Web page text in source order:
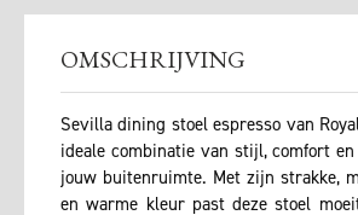
OMSCHRIJVING
Sevilla dining stoel espresso van
ideale combinatie van stijl, comfort
jouw buitenruimte. Met zijn strakke,
en warme kleur past deze stoel